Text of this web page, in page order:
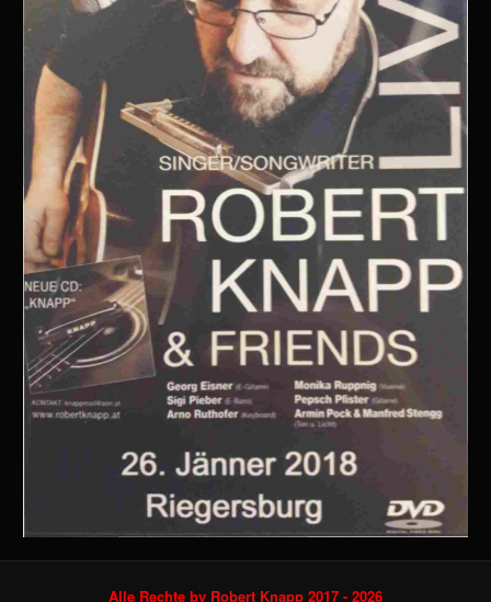
Alle Rechte by Robert Knapp 2017 - 2026